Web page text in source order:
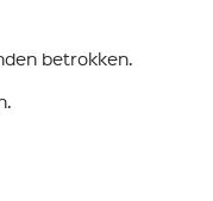
betrokken.